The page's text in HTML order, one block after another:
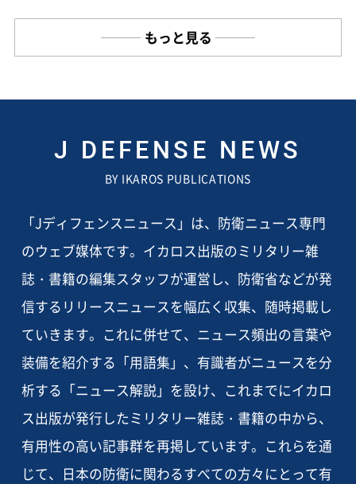
もっと見る
J DEFENSE NEWS
BY IKAROS PUBLICATIONS
「Jディフェンスニュース」は、防衛ニュース専門
のウェブ媒体です。イカロス出版のミリタリー雑
誌・書籍の編集スタッフが運営し、防衛省などが発
信するリリースニュースを幅広く収集、随時掲載し
ていきます。これに併せて、ニュース頻出の言葉や
装備を紹介する「用語集」、有識者がニュースを分
析する「ニュース解説」を設け、これまでにイカロ
ス出版が発行したミリタリー雑誌・書籍の中から、
有用性の高い記事群を再掲しています。これらを通
じて、日本の防衛に関わるすべての方々にとって有